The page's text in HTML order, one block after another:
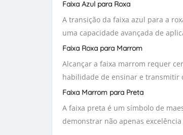
Faixa Azul para Roxa
A transição da faixa azul para a
uma capacidade avançada de
Faixa Roxa para Marrom
Alcançar a faixa marrom requer
habilidade de ensinar e transmitir
Faixa Marrom para Preta
A faixa preta é um símbolo de
demonstrar não apenas